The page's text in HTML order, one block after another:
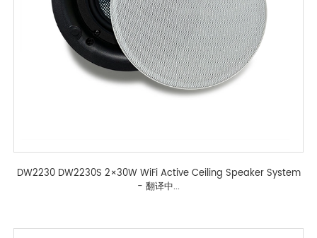
DW2230 DW2230S 2×30W WiFi Active Ceiling Speaker System
- 翻译中...